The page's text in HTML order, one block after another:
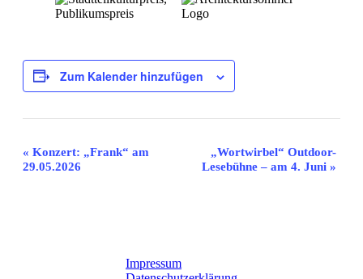
Zum Kalender hinzufügen
Veranstaltung-
Navigation
« Konzert: „Frank“ am
29.05.2026
„Wortwirbel“ Outdoor-
Lesebühne – am 4. Juni »
Impressum